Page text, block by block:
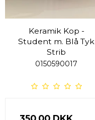
Keramik Kop -
Student m. Blå Tyk
Strib
0150590017